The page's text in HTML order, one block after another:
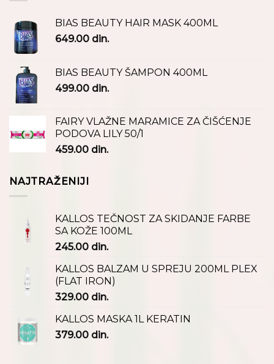
BIAS BEAUTY HAIR MASK 400ML
649.00 din.
BIAS BEAUTY ŠAMPON 400ML
499.00 din.
FAIRY VLAŽNE MARAMICE ZA ČIŠĆENJE
PODOVA LILY 50/1
459.00 din.
NAJTRAŽENIJI
KALLOS TEČNOST ZA SKIDANJE FARBE
SA KOŽE 100ML
245.00 din.
KALLOS BALZAM U SPREJU 200ML PLEX
(FLAT IRON)
329.00 din.
KALLOS MASKA 1L KERATIN
379.00 din.